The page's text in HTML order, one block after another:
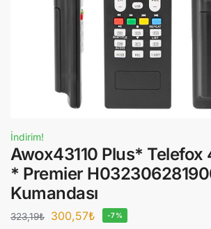
İndirim!
Awox43110 Plus*
* Premier
Kumandası
323,19₺ 300,57₺ -7%